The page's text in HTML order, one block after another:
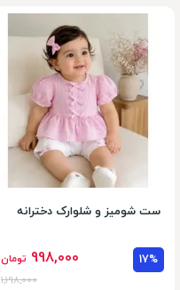
ست شومیز و شلوارک دخترانه
17%
998,000 تومان
1,198,000